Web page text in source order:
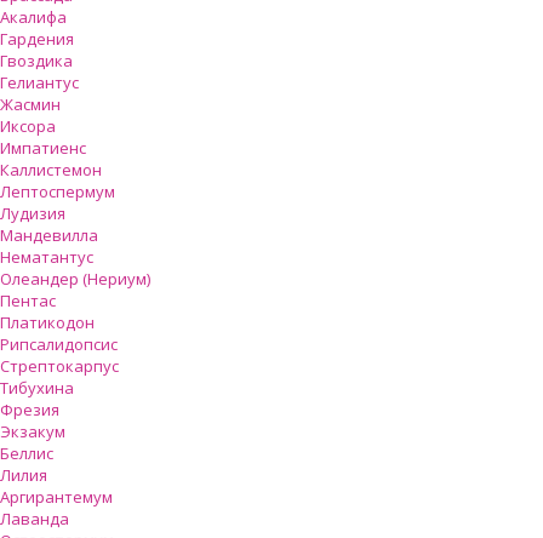
Акалифа
Гардения
Гвоздика
Гелиантус
Жасмин
Иксора
Импатиенс
Каллистемон
Лептоспермум
Лудизия
Мандевилла
Нематантус
Олеандер (Нериум)
Пентас
Платикодон
Рипсалидопсис
Стрептокарпус
Тибухина
Фрезия
Экзакум
Беллис
Лилия
Аргирантемум
Лаванда